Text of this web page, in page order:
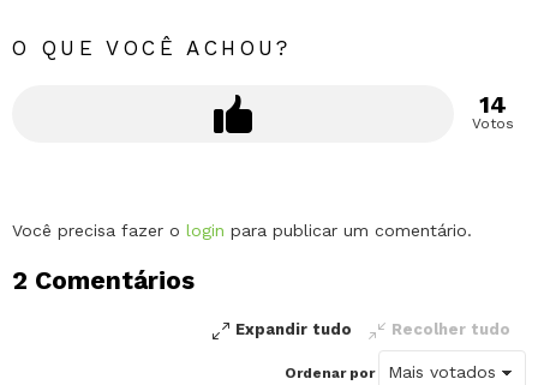
O QUE VOCÊ ACHOU?
14
Votos
Deixe
comentário
Você precisa fazer o login para publicar um comentário.
2 Comentários
Expandir tudo Recolher tudo
Ordenar por